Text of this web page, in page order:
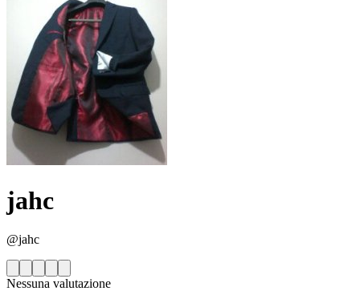
jahc
@jahc
Nessuna valutazione